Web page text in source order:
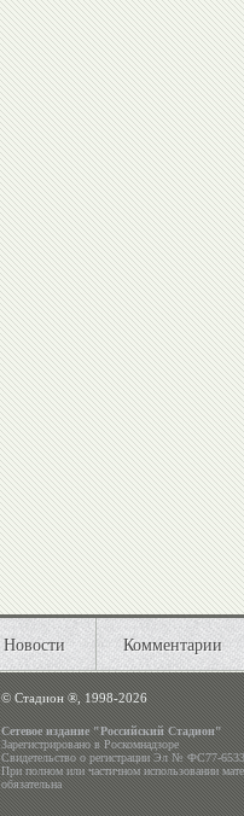
Новости Комментарии
©Стадион ®, 1998-2026
Сетевое издание "Российский Стадион"
Зарегистрировано в Роскомнадзоре
Свидетельство о регистрации Эл № ФС77-
При полном или частичном использовании
обязательна